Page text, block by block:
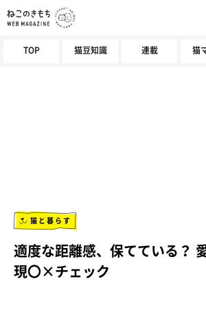
TOP 猫豆知識 連載 猫
猫と暮らす
適度な距離感、保てている？
現〇×チェック